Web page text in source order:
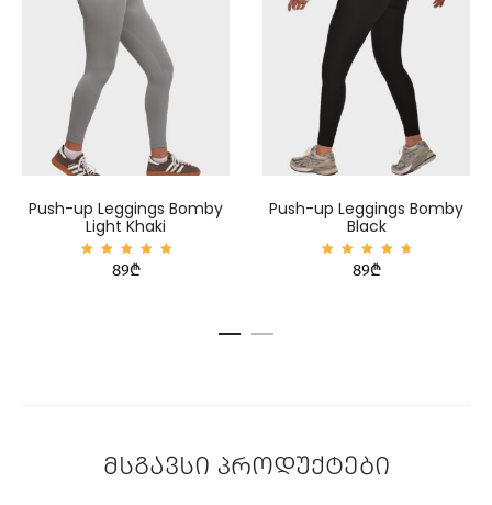
Push-up Leggings Bomby
Light Khaki
შეფასე
ბა
89₾
Push-up Leggings Bomby
Black
შეფასე
ბა
89₾
მსგავსი პროდუქტები